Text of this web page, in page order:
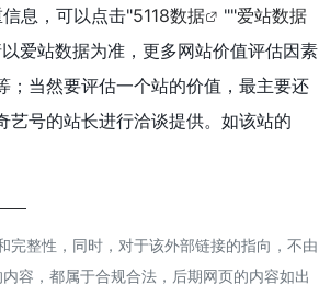
息，可以点击"5118数据 ""爱站数据
爱站数据为准，更多网站价值评估因素
；当然要评估一个站的价值，最主要还
艺号的站长进行洽谈提供。如该站的
整性，同时，对于该外部链接的指向，不由
容，都属于合规合法，后期网页的内容如出